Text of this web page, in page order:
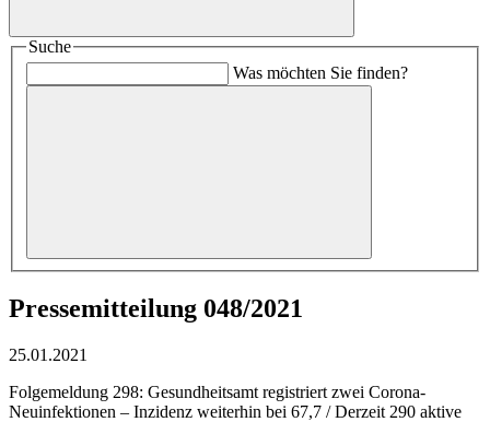
Suche
Was möchten Sie finden?
Pressemitteilung 048/2021
25.01.2021
Folgemeldung 298: Gesundheitsamt registriert zwei Corona-
Neuinfektionen – Inzidenz weiterhin bei 67,7 / Derzeit 290 aktive